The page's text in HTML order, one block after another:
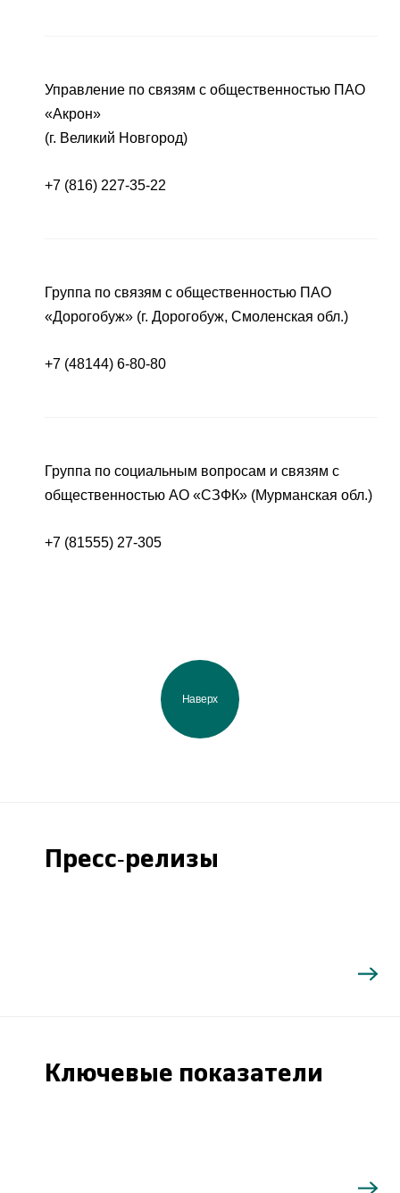
Управление по связям с общественностью ПАО
«Акрон»
(г. Великий Новгород)
+7 (816) 227-35-22
Группа по связям с общественностью ПАО
«Дорогобуж» (г. Дорогобуж, Смоленская обл.)
+7 (48144) 6-80-80
Группа по социальным вопросам и связям с
общественностью АО «СЗФК» (Мурманская обл.)
+7 (81555) 27-305
Наверх
Пресс-релизы
Ключевые показатели